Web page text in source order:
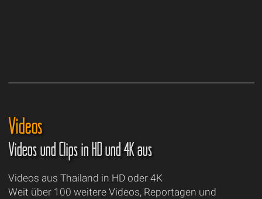
Videos
Videos und Clips in HD und 4K aus
Videos aus Thailand in HD oder 4K
Weit über 100 weitere Videos, Reportagen und